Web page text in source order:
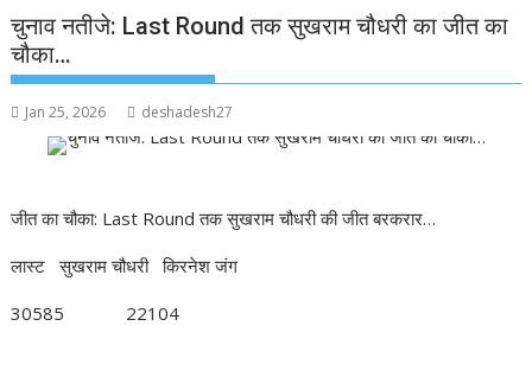
चुनाव नतीजे: Last Round तक सुखराम चौधरी का जीत का
चौका…
Jan 25, 2026 deshadesh27
जीत का चौका: Last Round तक सुखराम चौधरी की जीत बरकरार…
लास्ट सुखराम चौधरी किरनेश जंग
30585 22104